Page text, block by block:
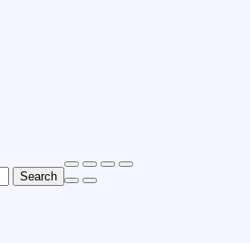
Search